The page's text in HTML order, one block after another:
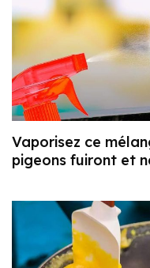
Vaporisez ce
pigeons fuiront et